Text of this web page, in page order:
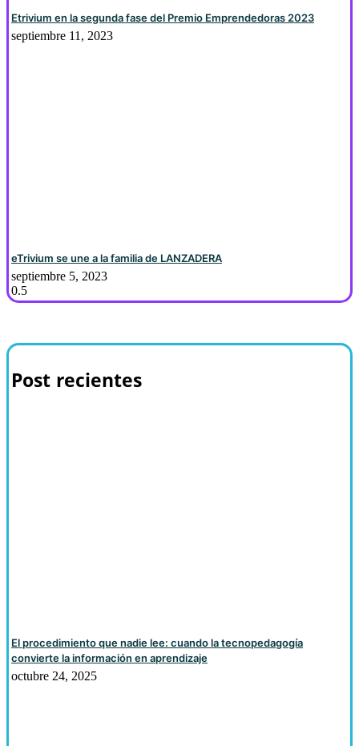
Etrivium en la segunda fase del Premio Emprendedoras 2023
septiembre 11, 2023
eTrivium se une a la familia de LANZADERA
septiembre 5, 2023
Post recientes
El procedimiento que nadie lee: cuando la tecnopedagogía
convierte la información en aprendizaje
octubre 24, 2025